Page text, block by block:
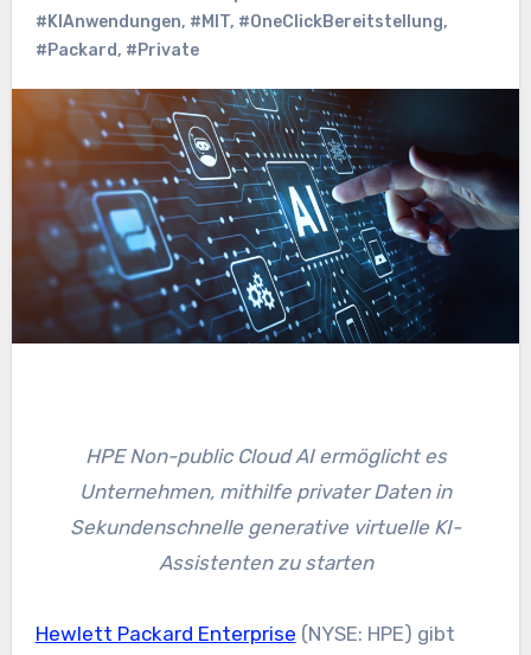
#KIAnwendungen, #MIT, #OneClickBereitstellung,
#Packard, #Private
HPE Non-public Cloud AI ermöglicht es
Unternehmen, mithilfe privater Daten in
Sekundenschnelle generative virtuelle KI-
Assistenten zu starten
Hewlett Packard Enterprise (NYSE: HPE) gibt